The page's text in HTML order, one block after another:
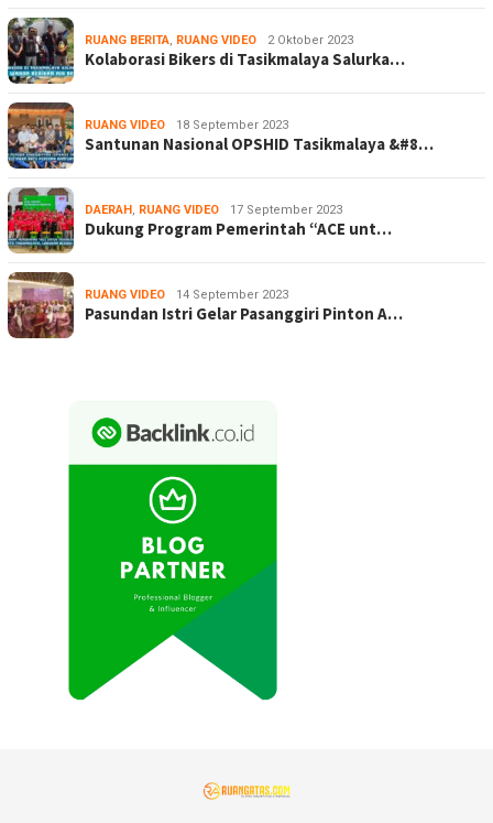
RUANG BERITA, RUANG VIDEO 2 Oktober 2023
Kolaborasi Bikers di Tasikmalaya Salurka…
RUANG VIDEO 18 September 2023
Santunan Nasional OPSHID Tasikmalaya &#8…
DAERAH, RUANG VIDEO 17 September 2023
Dukung Program Pemerintah “ACE unt…
RUANG VIDEO 14 September 2023
Pasundan Istri Gelar Pasanggiri Pinton A…